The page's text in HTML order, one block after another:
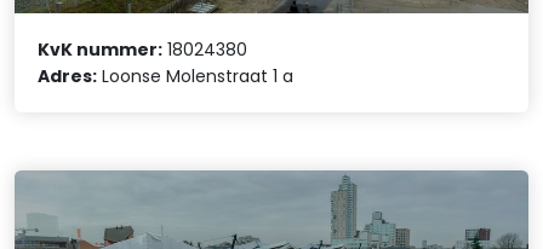
KvK nummer: 18024380
Adres: Loonse Molenstraat 1 a